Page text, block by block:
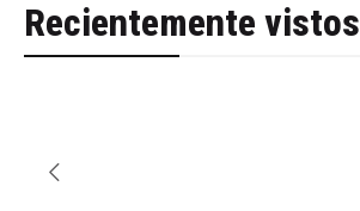
Recientemente vistos